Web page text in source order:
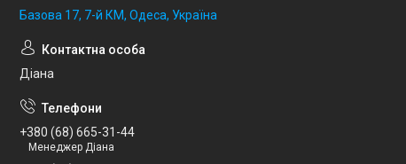
Базова 17, 7-й КМ, Одеса, Україна
Діана
+380 (68) 665-31-44
Менеджер Діана